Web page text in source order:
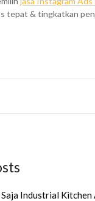
tepat & tingkatkan
Industrial Kitchen